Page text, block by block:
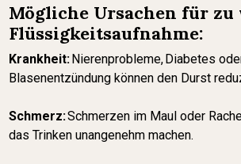
Mögliche Ursachen für zu
Flüssigkeitsaufnahme:
Krankheit:Nierenprobleme, Diabetes
Blasenentzündung können den Durst
Schmerz:Schmerzen im Maul oder
das Trinken unangenehm machen.